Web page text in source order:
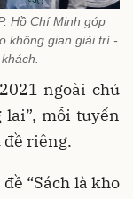
Hồ Chí Minh góp
không gian giải trí -
ngoài chủ
mỗi tuyến
đề riêng.
“Sách là kho